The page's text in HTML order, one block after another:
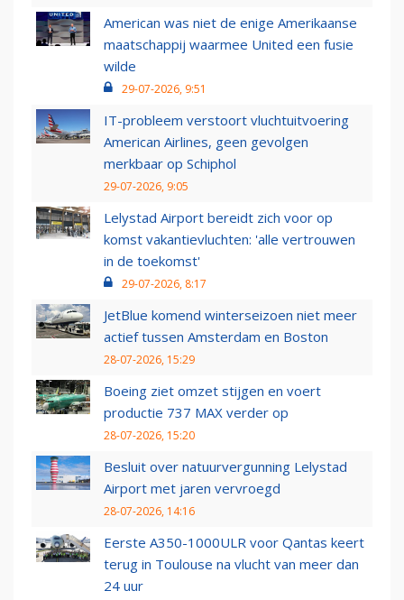
American was niet de enige Amerikaanse
maatschappij waarmee United een fusie
wilde
29-07-2026, 9:51
IT-probleem verstoort vluchtuitvoering
American Airlines, geen gevolgen
merkbaar op Schiphol
29-07-2026, 9:05
Lelystad Airport bereidt zich voor op
komst vakantievluchten: 'alle vertrouwen
in de toekomst'
29-07-2026, 8:17
JetBlue komend winterseizoen niet meer
actief tussen Amsterdam en Boston
28-07-2026, 15:29
Boeing ziet omzet stijgen en voert
productie 737 MAX verder op
28-07-2026, 15:20
Besluit over natuurvergunning Lelystad
Airport met jaren vervroegd
28-07-2026, 14:16
Eerste A350-1000ULR voor Qantas keert
terug in Toulouse na vlucht van meer dan
24 uur